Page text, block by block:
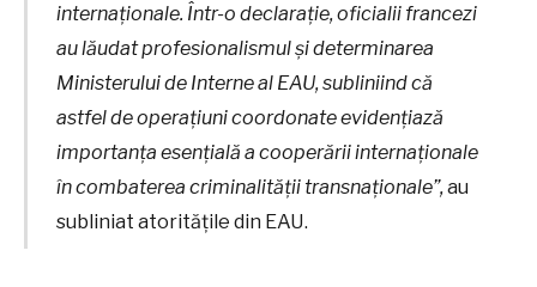
internaționale. Într-o declarație, oficialii francezi
au lăudat profesionalismul și determinarea
Ministerului de Interne al EAU, subliniind că
astfel de operațiuni coordonate evidențiază
importanța esențială a cooperării internaționale
în combaterea criminalității transnaționale”,au
subliniat atoritățile din EAU.